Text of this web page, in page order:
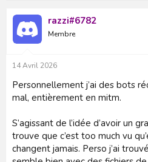
c
t
i
o
s
razzi#6782
Membre
14 Avril 2026
Personnellement j’ai des bots
mal, entièrement en mitm.
S’agissant de l’idée d’avoir un
trouve que c’est too much vu
changent jamais. Perso j’ai